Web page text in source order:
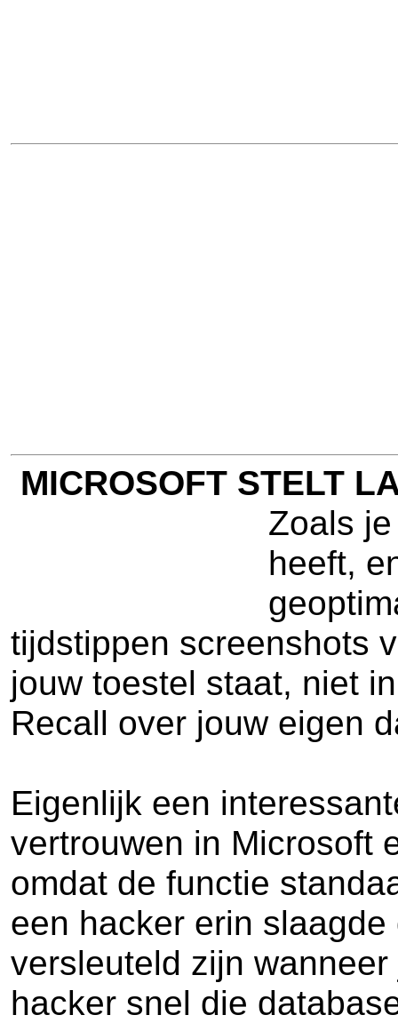
MICROSOFT STELT
Zoals
heeft,
tijdstippen screenshots
jouw toestel staat, niet
Recall over jouw eigen
Eigenlijk een
vertrouwen in Microsoft
omdat de functie
een hacker erin
versleuteld zijn
hacker snel die